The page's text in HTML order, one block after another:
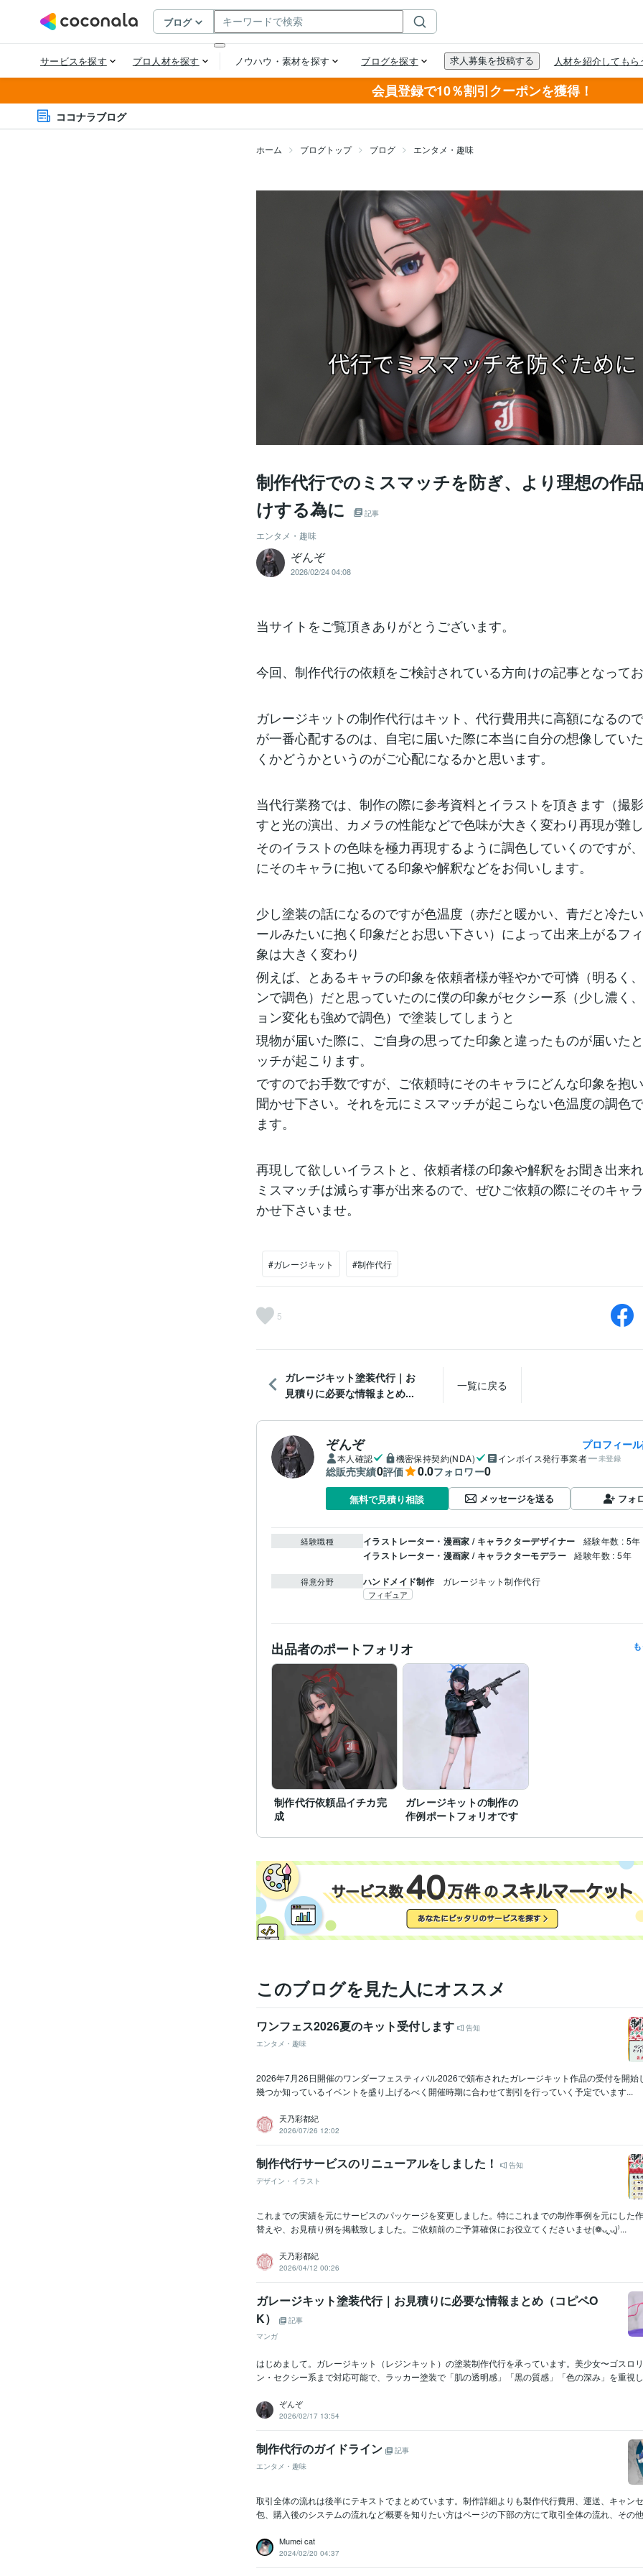
会員登録で10％割引クーポンを獲得！
ココナラブログ
ホーム ブログトップ ブログ エンタメ・趣味
制作代行でのミスマッチを防ぎ、より理想の作
けする為に
記事
エンタメ・趣味
ぞんぞ
2026/02/24 04:08
当サイトをご覧頂きありがとうございます。
今回、制作代行の依頼をご検討されている方向けの記事となって
ガレージキットの制作代行はキット、代行費用共に高額になるの
が一番心配するのは、自宅に届いた際に本当に自分の想像してい
くかどうかというのがご心配になるかと思います。
当代行業務では、制作の際に参考資料とイラストを頂きます（撮
すと光の演出、カメラの性能などで色味が大きく変わり再現が難
そのイラストの色味を極力再現するように調色していくのですが
にそのキャラに抱いてる印象や解釈などをお伺いします。
少し塗装の話になるのですが色温度（赤だと暖かい、青だと冷た
ールみたいに抱く印象だとお思い下さい）によって出来上がるフ
象は大きく変わり
例えば、とあるキャラの印象を依頼者様が軽やかで可憐（明るく
ンで調色）だと思っていたのに僕の印象がセクシー系（少し濃く
ョン変化も強めで調色）で塗装してしまうと
現物が届いた際に、ご自身の思ってた印象と違ったものが届いた
ッチが起こります。
ですのでお手数ですが、ご依頼時にそのキャラにどんな印象を抱
聞かせ下さい。それを元にミスマッチが起こらない色温度の調色
ます。
再現して欲しいイラストと、依頼者様の印象や解釈をお聞き出来
ミスマッチは減らす事が出来るので、ぜひご依頼の際にそのキャ
かせ下さいませ。
#ガレージキット #制作代行
5
ガレージキット塗装代行｜お
見積りに必要な情報まとめ...
一覧に戻る
ぞんぞ プロフィー
本人確認 機密保持契約(NDA) インボイス発行事業者 未登録
総販売実績0評価 0.0フォロワー0
無料で見積り相談 メッセージを送る フォ
経験職種 イラストレーター・漫画家 / キャラクターデザイナー 経験年数 : 5年
イラストレーター・漫画家 / キャラクターモデラー 経験年数 : 5年
得意分野 ハンドメイド制作 ガレージキット制作代行
フィギュア
出品者のポートフォリオ
制作代行依頼品イチカ完
成
ガレージキットの制作の
作例ポートフォリオです
このブログを見た人にオススメ
ワンフェス2026夏のキット受付します
告知
エンタメ・趣味
2026年7月26日開催のワンダーフェスティバル2026で頒布されたガレージキット作品の受付を開始
幾つか知っているイベントを盛り上げるべく開催時期に合わせて割引を行っていく予定でいます...
天乃彩都紀
2026/07/26 12:02
制作代行サービスのリニューアルをしました！
告知
デザイン・イラスト
これまでの実績を元にサービスのパッケージを変更しました。特にこれまでの制作事例を元にした
替えや、お見積り例を掲載致しました。ご依頼前のご予算確保にお役立てくださいませ(❁ᴗ͈ˬᴗ͈)⁾...
天乃彩都紀
2026/04/12 00:26
ガレージキット塗装代行｜お見積りに必要な情報まとめ（コピペO
K）
記事
マンガ
はじめまして。ガレージキット（レジンキット）の塗装制作代行を承っています。美少女〜ゴスロ
ン・セクシー系まで対応可能で、ラッカー塗装で「肌の透明感」「黒の質感」「色の深み」を重視
ぞんぞ
2026/02/17 13:54
制作代行のガイドライン
記事
エンタメ・趣味
取引全体の流れは後半にテキストでまとめています。制作詳細よりも製作代行費用、運送、キャン
包、購入後のシステムの流れなど概要を知りたい方はページの下部の方にて取引全体の流れ、その
Mumei cat
2024/02/20 04:37